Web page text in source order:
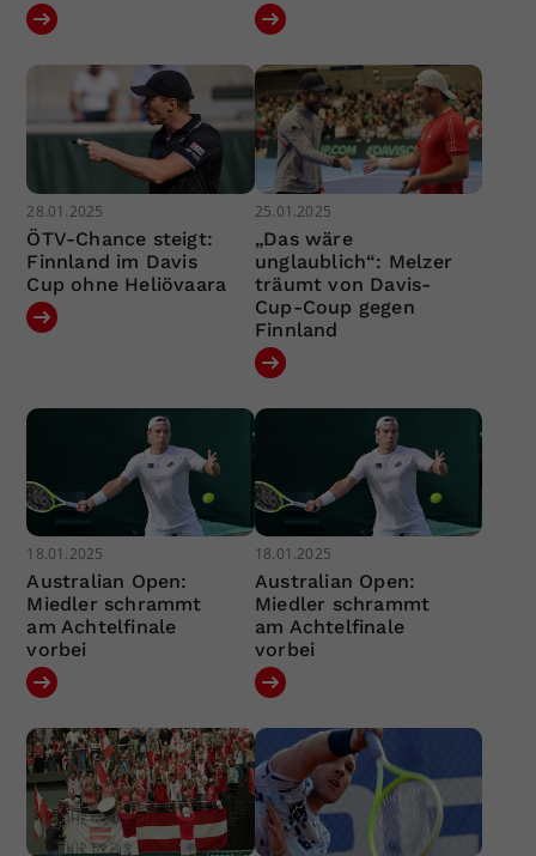
28.01.2025
ÖTV-Chance steigt:
Finnland im Davis
Cup ohne Heliövaara
25.01.2025
„Das wäre
unglaublich“: Melzer
träumt von Davis-
Cup-Coup gegen
Finnland
18.01.2025
Australian Open:
Miedler schrammt
am Achtelfinale
vorbei
18.01.2025
Australian Open:
Miedler schrammt
am Achtelfinale
vorbei